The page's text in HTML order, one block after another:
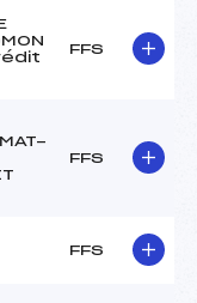
FFS
FFS
FFS